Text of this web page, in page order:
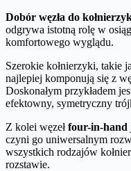
Dobór węzła do
odgrywa istotną rolę w
komfortowego wyglądu.
Szerokie kołnierzyki, takie
najlepiej komponują się z
Doskonałym przykładem
efektowny, symetryczny
Z kolei węzełfour-in-hand
czyni go uniwersalnym
wszystkich rodzajów
rozstawie.